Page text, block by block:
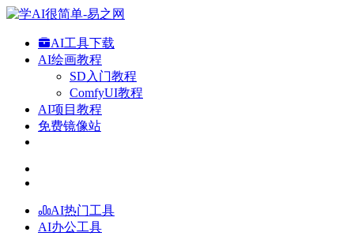
AI工具下载
AI绘画教程
SD入门教程
ComfyUI教程
AI项目教程
免费镜像站
AI热门工具
AI办公工具